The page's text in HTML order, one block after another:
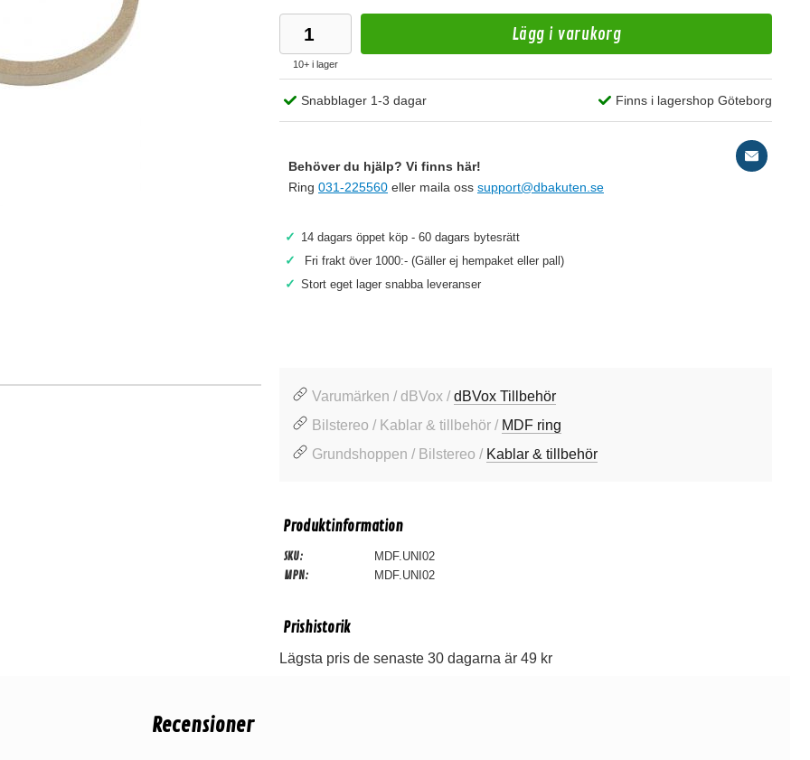
10+ i lager
Lägg i varukorg
Snabblager 1-3 dagar Finns i lagershop Göteborg
Behöver du hjälp? Vi finns här!
Ring 031-225560 eller maila oss support@dbakuten.se
✓ 14 dagars öppet köp - 60 dagars bytesrätt
✓ Fri frakt över 1000:- (Gäller ej hempaket eller pall)
✓ Stort eget lager snabba leveranser
Varumärken / dBVox /dBVox Tillbehör
Bilstereo / Kablar & tillbehör / MDF ring
Grundshoppen / Bilstereo / Kablar & tillbehör
Produktinformation
SKU: MDF.UNI02
MPN: MDF.UNI02
Prishistorik
Lägsta pris de senaste 30 dagarna är 49 kr
Recensioner